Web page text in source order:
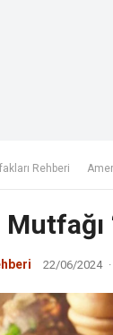
Rehberi
22/06/2024 ·